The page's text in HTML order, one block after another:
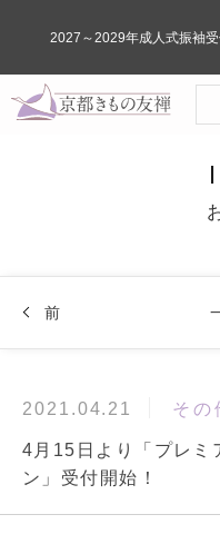
前
2021.04.21 その
4月15日より「プレミ
ン」受付開始！
2027～2029年成人式振袖